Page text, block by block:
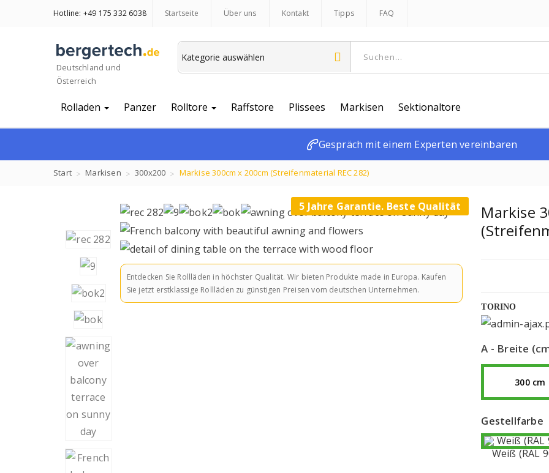
Hotline: +49 175 332 6038 Startseite Über uns Kontakt Tipps FAQ
Deutschland und
Österreich
Rolladen Panzer Rolltore Raffstore Plissees Markisen Sektionaltore
Gespräch mit einem Experten vereinbaren
Start Markisen 300x200 Markise 300cm x 200cm (Streifenmaterial REC 282)
Entdecken Sie Rollläden in höchster Qualität. Wir bieten Produkte made in Europa. Kaufen
Sie jetzt erstklassige Rollläden zu günstigen Preisen vom deutschen Unternehmen.
5 Jahre Garantie. Beste Qualität
Markise
TORINO
A - Breite
300 cm
Gestellfarbe
Weiß (RAL